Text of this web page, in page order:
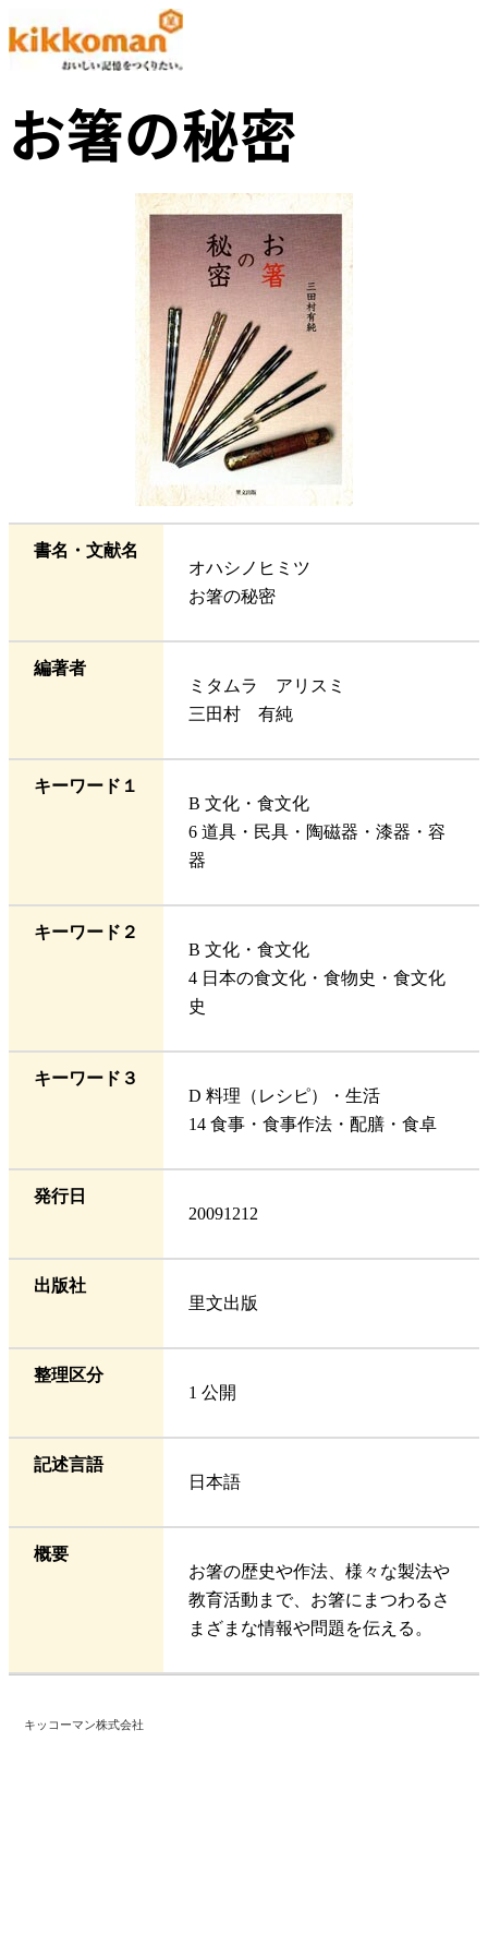
お箸の秘密
書名・文献名
オハシノヒミツ
お箸の秘密
編著者
ミタムラ アリスミ
三田村 有純
キーワード１
B 文化・食文化
6 道具・民具・陶磁器・漆器・容
器
キーワード２
B 文化・食文化
4 日本の食文化・食物史・食文化
史
キーワード３
D 料理（レシピ）・生活
14 食事・食事作法・配膳・食卓
発行日
20091212
出版社
里文出版
整理区分
1 公開
記述言語
日本語
概要
お箸の歴史や作法、様々な製法や
教育活動まで、お箸にまつわるさ
まざまな情報や問題を伝える。
キッコーマン株式会社